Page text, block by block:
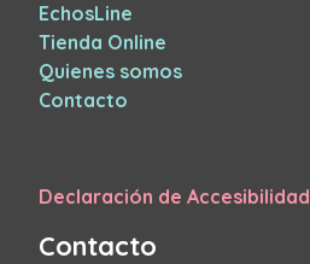
EchosLine
Tienda Online
Quienes somos
Contacto
Declaración de Accesibilidad
Contacto